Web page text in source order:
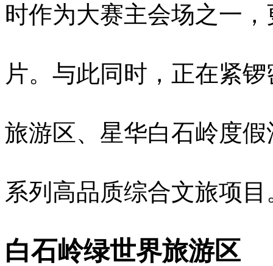
时作为大赛主会场之一
片。与此同时，正在紧
旅游区、星华白石岭度
系列高品质综合文旅项目
白石岭绿世界旅游区